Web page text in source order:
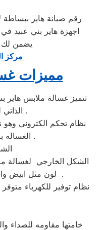
رقم صيانة هاير ببساطة
اجهزة هاير بني عبيد
يضمن لك
مركز
مميزات
تتميز غسالة ملابس هاير
الذاتي للحله بعد الغسيل .
نظام تحكم الكتروني
الغساله بنظام الكتروني ذكي .
الشكل الخارجي لغسالة
لون مثل ابيض واسود وسيلفر لتناسب الجميع .
خامتها مقاومه للصداء